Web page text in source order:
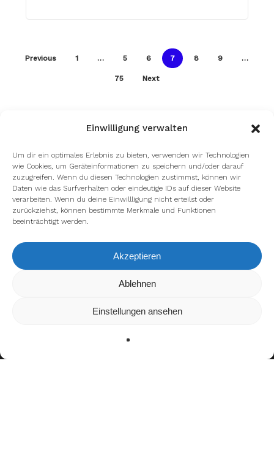
Einwilligung verwalten
Um dir ein optimales Erlebnis zu bieten, verwenden wir Technologien
wie Cookies, um Geräteinformationen zu speichern und/oder darauf
zuzugreifen. Wenn du diesen Technologien zustimmst, können wir
Daten wie das Surfverhalten oder eindeutige IDs auf dieser Website
verarbeiten. Wenn du deine Einwillligung nicht erteilst oder
zurückziehst, können bestimmte Merkmale und Funktionen
beeinträchtigt werden.
Akzeptieren
Ablehnen
Einstellungen ansehen
Previous 1 … 5 6 7 8 9 …
75 Next
Wir verwenden Cookies, um dir die bestmögliche Erfahrung auf
kannst du erfahren, welche Cookies wir
verwenden oder sie ausschalten.